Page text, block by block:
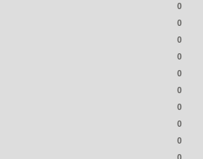
0
0
0
0
0
0
0
0
0